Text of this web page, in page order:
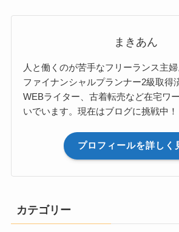
まきあん
人と働くのが苦手なフリーランス主婦
ファイナンシャルプランナー2級取得
WEBライター、古着転売など在宅ワ
いでいます。現在はブログに挑戦中！
プロフィールを詳しく
カテゴリー